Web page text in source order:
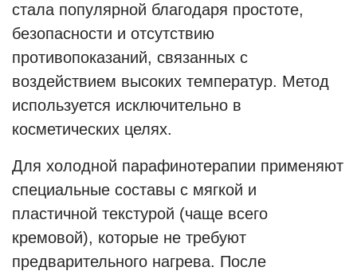
стала популярной благодаря простоте,
безопасности и отсутствию
противопоказаний, связанных с
воздействием высоких температур. Метод
используется исключительно в
косметических целях.
Для холодной парафинотерапии применяют
специальные составы с мягкой и
пластичной текстурой (чаще всего
кремовой), которые не требуют
предварительного нагрева. После